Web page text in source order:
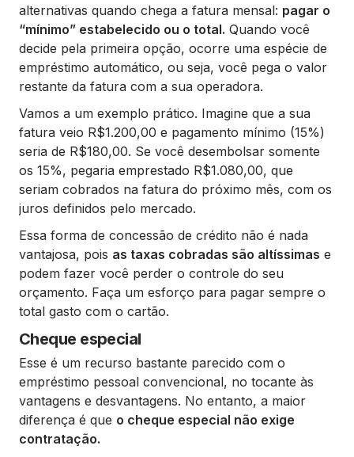
alternativas quando chega a fatura mensal: pagar o
“mínimo” estabelecido ou o total. Quando você
decide pela primeira opção, ocorre uma espécie de
empréstimo automático, ou seja, você pega o valor
restante da fatura com a sua operadora.
Vamos a um exemplo prático. Imagine que a sua
fatura veio R$1.200,00 e pagamento mínimo (15%)
seria de R$180,00. Se você desembolsar somente
os 15%, pegaria emprestado R$1.080,00, que
seriam cobrados na fatura do próximo mês, com os
juros definidos pelo mercado.
Essa forma de concessão de crédito não é nada
vantajosa, pois as taxas cobradas são altíssimas e
podem fazer você perder o controle do seu
orçamento. Faça um esforço para pagar sempre o
total gasto com o cartão.
Cheque especial
Esse é um recurso bastante parecido com o
empréstimo pessoal convencional, no tocante às
vantagens e desvantagens. No entanto, a maior
diferença é que o cheque especial não exige
contratação.